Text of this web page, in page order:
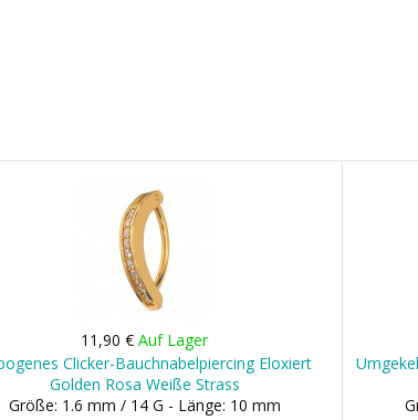
11,90 €Auf Lager
Clicker-Bauchnabelpiercing Eloxiert
Golden Rosa Weiße Strass
Größe: 1.6 mm / 14 G - Länge: 10 mm